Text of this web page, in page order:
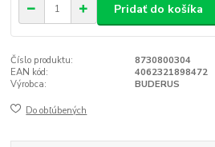
Pridať do košíka
Číslo produktu:
8730800304
EAN kód:
4062321898472
Výrobca:
BUDERUS
Do obľúbených